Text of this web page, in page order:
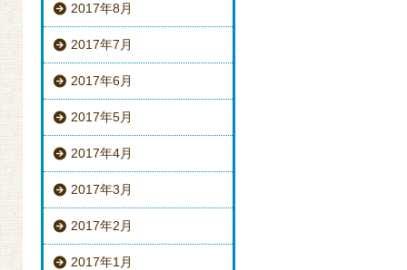
2017年8月
2017年7月
2017年6月
2017年5月
2017年4月
2017年3月
2017年2月
2017年1月